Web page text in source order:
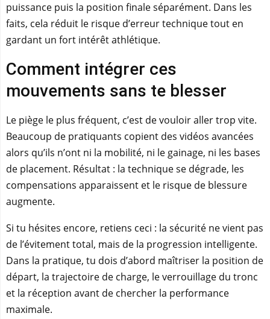
puissance puis la position finale séparément. Dans les
faits, cela réduit le risque d’erreur technique tout en
gardant un fort intérêt athlétique.
Comment intégrer ces
mouvements sans te blesser
Le piège le plus fréquent, c’est de vouloir aller trop vite.
Beaucoup de pratiquants copient des vidéos avancées
alors qu’ils n’ont ni la mobilité, ni le gainage, ni les bases
de placement. Résultat : la technique se dégrade, les
compensations apparaissent et le risque de blessure
augmente.
Si tu hésites encore, retiens ceci : la sécurité ne vient pas
de l’évitement total, mais de la progression intelligente.
Dans la pratique, tu dois d’abord maîtriser la position de
départ, la trajectoire de charge, le verrouillage du tronc
et la réception avant de chercher la performance
maximale.